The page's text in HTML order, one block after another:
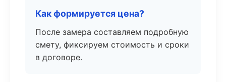
Как формируется цена?
После замера составляем подробную
смету, фиксируем стоимость и сроки
в договоре.